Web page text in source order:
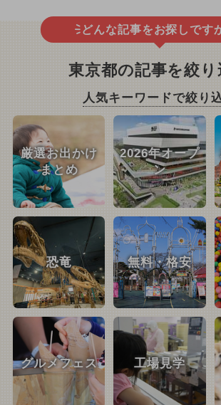
どんな記事をお探しです
東京都の記事を絞り
人気キーワードで絞り
厳選お出かけ
まとめ
2026年オープ
ン
恐竜 無料・格安
グルメフェス 工場見学